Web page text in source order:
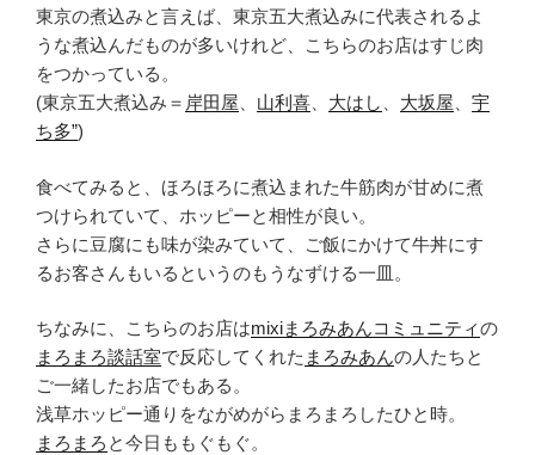
東京の煮込みと言えば、東京五大煮込みに代表されるよ
うな煮込んだものが多いけれど、こちらのお店はすじ肉
をつかっている。
(東京五大煮込み＝ 岸田屋 山利喜 大はし 大坂屋
宇
ち多”)
食べてみると、ほろほろに煮込まれた牛筋肉が甘めに煮
つけられていて、ホッピーと相性が良い。
さらに豆腐にも味が染みていて、ご飯にかけて牛丼にす
るお客さんもいるというのもうなずける一皿。
ちなみに、こちらのお店はmixiまろみあんコミュニティの
まろまろ談話室で反応してくれた まろみあんの人たちと
ご一緒したお店でもある。
浅草ホッピー通りをながめがらまろまろしたひと時。
まろまろ と今日ももぐもぐ。